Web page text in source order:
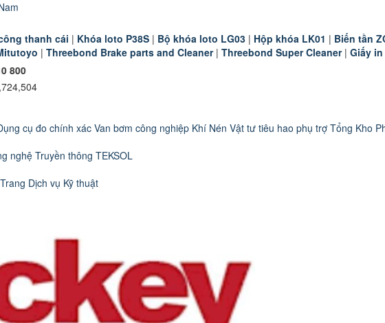
thanh cái | Khóa loto P38S | Bộ khóa loto LG03 | Hộp khóa LK01 | Biến tần
| Threebond Brake parts and Cleaner| Threebond Super Cleaner| Giấy
cụ đo chính xác Van bơm công nghiệp Khí Nén Vật tư tiêu hao phụ trợ Tổng Kho
nghệ Truyền thông TEKSOL
Trang Dịch vụ Kỹ thuật